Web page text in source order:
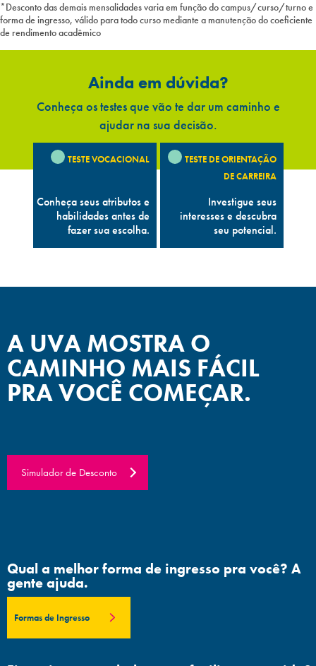
*Desconto das demais mensalidades varia em função do campus/curso/turno e
forma de ingresso, válido para todo curso mediante a manutenção do coeficiente
de rendimento acadêmico
Ainda em dúvida?
Conheça os testes que vão te dar um caminho e
ajudar na sua decisão.
TESTE VOCACIONAL
Conheça seus atributos e
habilidades antes de
fazer sua escolha.
TESTE DE ORIENTAÇÃO
DE CARREIRA
Investigue seus
interesses e descubra
seu potencial.
A UVA MOSTRA O
CAMINHO MAIS FÁCIL
PRA VOCÊ COMEÇAR.
Simulador de Desconto
Qual a melhor forma de ingresso pra você? A
gente ajuda.
Formas de Ingresso